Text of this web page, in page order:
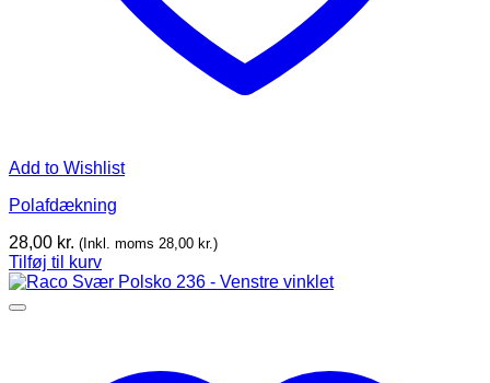
Add to Wishlist
Polafdækning
28,00 kr. (Inkl. moms 28,00 kr.)
Tilføj til kurv